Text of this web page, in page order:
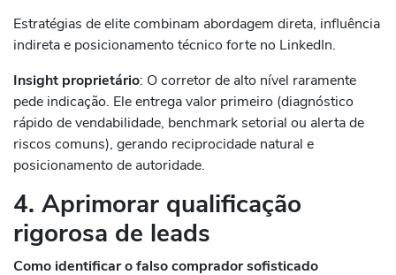
Estratégias de elite combinam abordagem direta, influência
indireta e posicionamento técnico forte no LinkedIn.
Insight proprietário: O corretor de alto nível raramente
pede indicação. Ele entrega valor primeiro (diagnóstico
rápido de vendabilidade, benchmark setorial ou alerta de
riscos comuns), gerando reciprocidade natural e
posicionamento de autoridade.
4. Aprimorar qualificação
rigorosa de leads
Como identificar o falso comprador sofisticado